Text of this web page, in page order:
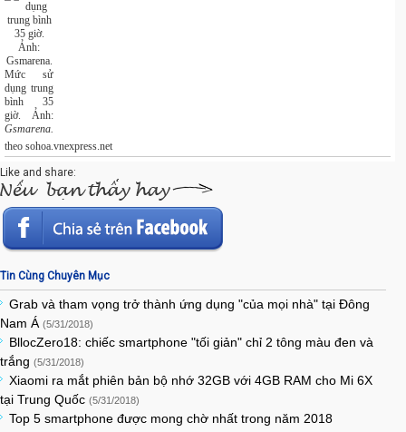
Mức sử
dụng trung
bình 35
giờ. Ảnh:
Gsmarena.
theo sohoa.vnexpress.net
Like and share:
Tin Cùng Chuyên Mục
Grab và tham vọng trở thành ứng dụng "của mọi nhà" tại Đông
Nam Á (5/31/2018)
BllocZero18: chiếc smartphone "tối giản" chỉ 2 tông màu đen và
trắng (5/31/2018)
Xiaomi ra mắt phiên bản bộ nhớ 32GB với 4GB RAM cho Mi 6X
tại Trung Quốc (5/31/2018)
Top 5 smartphone được mong chờ nhất trong năm 2018